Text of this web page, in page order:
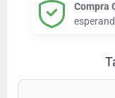
Compra